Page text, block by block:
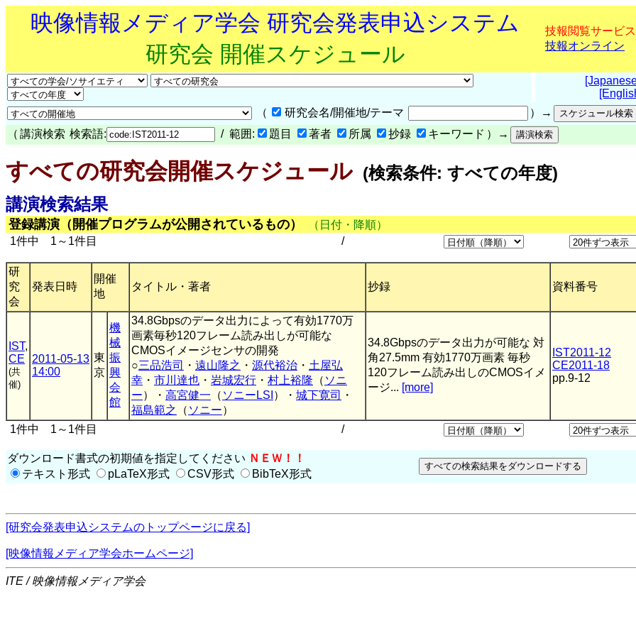
映像情報メディア学会 研究会発表申込システム
研究会 開催スケジュール
技報閲覧サービス
技報オンライン
（
研究会名/開催地/テーマ
）→
（ 講演検索 検索語: / 範囲: 題目 著者 所属 抄録 キーワード ）→
すべての研究会開催スケジュール(検索条件: すべての年度)
講演検索結果
登録講演（開催プログラムが公開されているもの）
（日付・降順）
1件中 1～1件目
/
研
究
会
発表日時
開催
地
タイトル・著者 抄録 資料番号
IST,
CE
(共
催)
2011-05-13
14:00
東
京
機
械
振
興
会
館
34.8Gbpsのデータ出力によって有効1770万
画素毎秒120フレーム読み出しが可能な
CMOSイメージセンサの開発
○三品浩司 ・ 遠山隆之 ・ 源代裕治 ・ 土屋弘
幸 ・ 市川達也 ・ 岩城宏行 ・ 村上裕隆 （ ソニ
ー）・ 高宮健一 （ ソニーLSI ）・ 城下寛司
・
福島範之
（ ソニー）
34.8Gbpsのデータ出力が可能な 対
角27.5mm 有効1770万画素 毎秒
120フレーム読み出しのCMOSイメ
ージ... [more]
IST2011-12
CE2011-18
pp.9-12
1件中 1～1件目 /
ダウンロード書式の初期値を指定してください ＮＥＷ！！
テキスト形式
pLaTeX形式 CSV形式 BibTeX形式
[研究会発表申込システムのトップページに戻る]
[映像情報メディア学会ホームページ]
ITE / 映像情報メディア学会